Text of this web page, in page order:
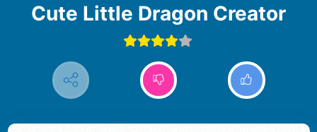
Cute Little Dragon Creator